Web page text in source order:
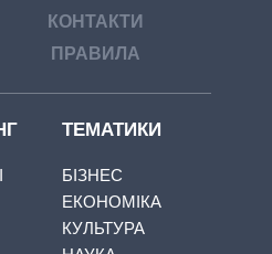
КОНТАКТИ
ПРАВИЛА
ТЕМАТИКИ
БІЗНЕС
ЕКОНОМІКА
КУЛЬТУРА